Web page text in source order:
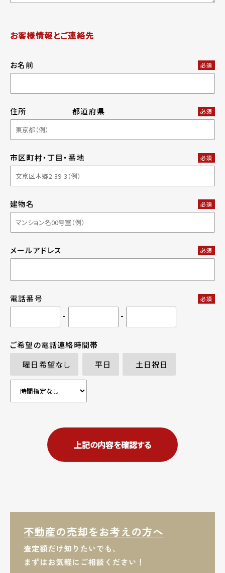
お客様情報とご連絡先
お名前 必須
住所 都道府県 必須
市区町村・丁目・番地 必須
建物名 必須
メールアドレス 必須
電話番号 必須
- -
ご希望の電話連絡時間帯
曜日希望なし
平日 土日祝日